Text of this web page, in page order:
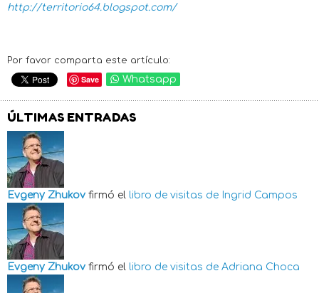
http://territorio64.blogspot.com/
Por favor comparta este artículo:
Save Whatsapp
ÚLTIMAS ENTRADAS
Evgeny Zhukov firmó el libro de visitas de Ingrid Campos
Evgeny Zhukov firmó el libro de visitas de Adriana Choca